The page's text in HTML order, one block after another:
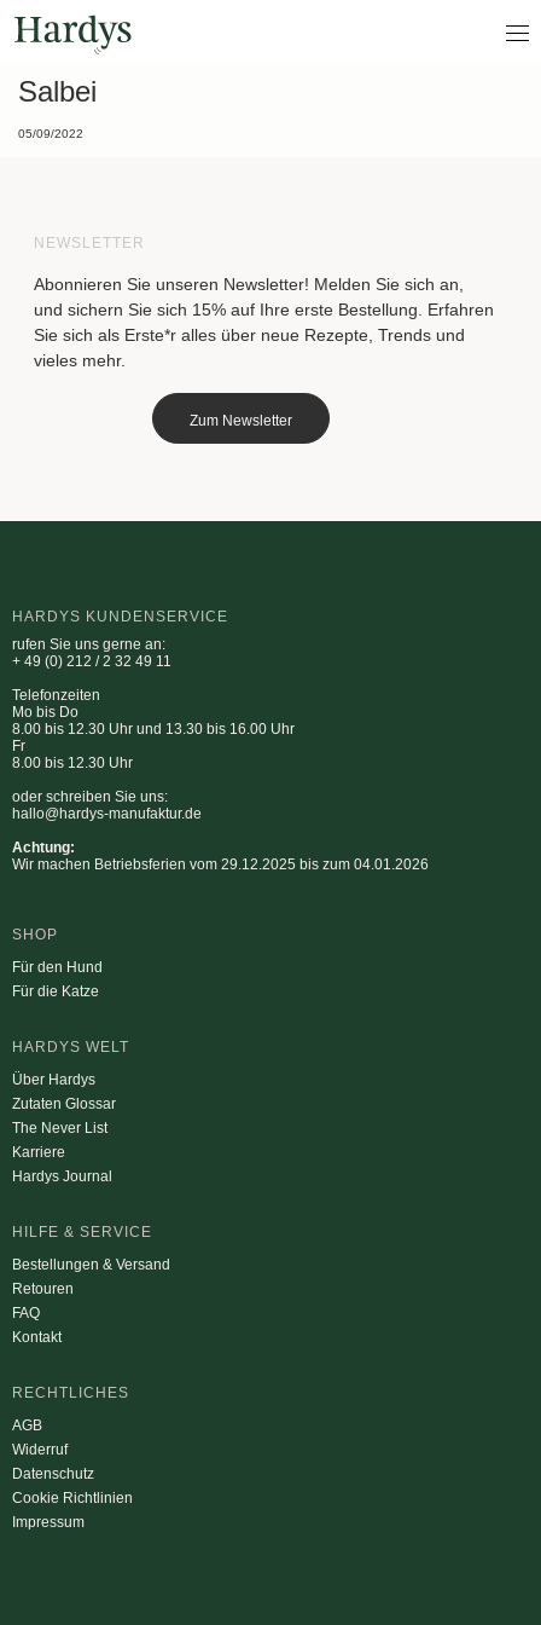
Salbei
05/09/2022
NEWSLETTER
Abonnieren Sie unseren Newsletter! Melden Sie sich an,
und sichern Sie sich 15% auf Ihre erste Bestellung. Erfahren
Sie sich als Erste*r alles über neue Rezepte, Trends und
vieles mehr.
Zum Newsletter
HARDYS KUNDENSERVICE
rufen Sie uns gerne an:
+ 49 (0) 212 / 2 32 49 11
Telefonzeiten
Mo bis Do
8.00 bis 12.30 Uhr und 13.30 bis 16.00 Uhr
Fr
8.00 bis 12.30 Uhr
oder schreiben Sie uns:
hallo@hardys-manufaktur.de
Achtung:
Wir machen Betriebsferien vom 29.12.2025 bis zum 04.01.2026
SHOP
Für den Hund
Für die Katze
HARDYS WELT
Über Hardys
Zutaten Glossar
The Never List
Karriere
Hardys Journal
HILFE & SERVICE
Bestellungen & Versand
Retouren
FAQ
Kontakt
RECHTLICHES
AGB
Widerruf
Datenschutz
Cookie Richtlinien
Impressum